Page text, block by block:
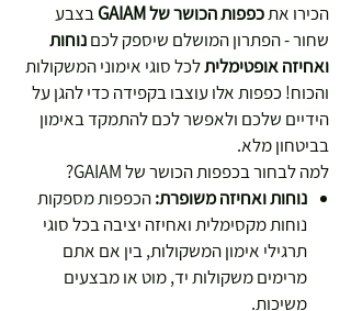
הכירו אתכפפות הכושר של GAIAM
בצבע
שחור - הפתרון המושלם שיספק לכםנוחות
ואחיזה אופטימליתלכל סוגי אימוני המשקולות
והכוח! כפפות אלו עוצבו בקפידה כדי להגן על
הידיים שלכם ולאפשר לכם להתמקד באימון
בביטחון מלא.
למה לבחור בכפפות הכושר של GAIAM?
נוחות ואחיזה משופרת:הכפפות מספקות
נוחות מקסימלית ואחיזה יציבה בכל סוגי
תרגילי אימון המשקולות, בין אם אתם
מרימים משקולות יד, מוט או מבצעים
משיכות.